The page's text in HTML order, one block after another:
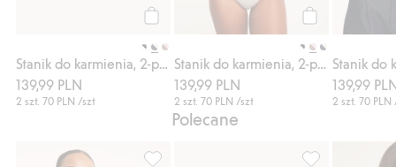
139,99 PLN
2 szt. 70 PLN /szt
139,99 PLN
2 szt.70 PLN /szt
Stanik do
139,99
2 szt.70 PLN
Polecane